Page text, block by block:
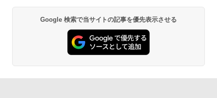
Google 検索で当サイトの記事を優先表示させる